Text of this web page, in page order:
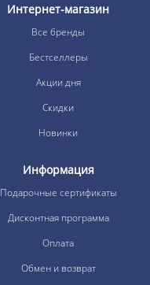
Интернет-магазин
Все бренды
Бестселлеры
Акции дня
Скидки
Новинки
Информация
Подарочные сертификаты
Дисконтная программа
Оплата
Обмен и возврат